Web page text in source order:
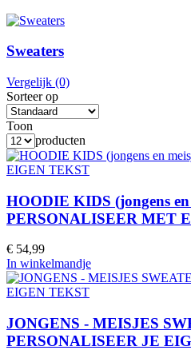
Sweaters
Vergelijk (0)
Sorteer op
Toon
producten
HOODIE KIDS (jongens en
PERSONALISEER MET
€ 54,99
In winkelmandje
JONGENS - MEISJES
PERSONALISEER JE